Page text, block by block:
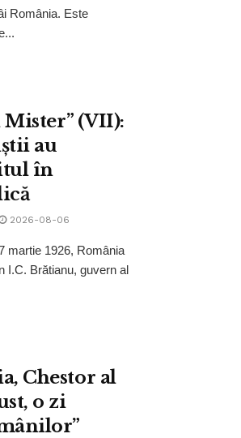
România. Este
(VII):
au
în
2026-08-06
martie 1926, România
I.C. Brătianu, guvern al
Chestor al
o zi